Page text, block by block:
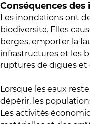
Conséquences
Les inondations ont
biodiversité. Elles
berges, emporter la
infrastructures et les
ruptures de digues et
Lorsque les eaux
dépérir, les
Les activités